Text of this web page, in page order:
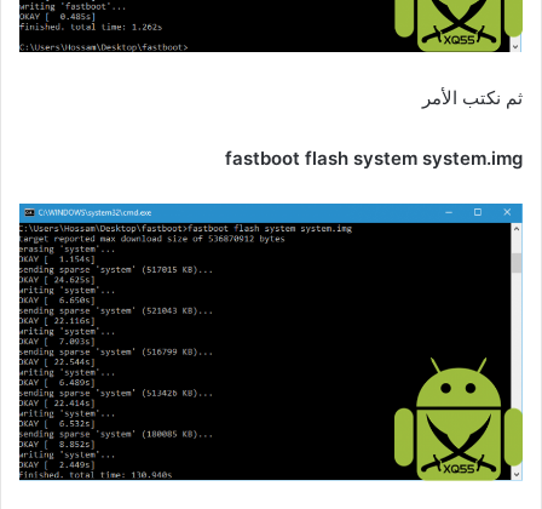
ثم نكتب الأمر
fastboot flash system system.img